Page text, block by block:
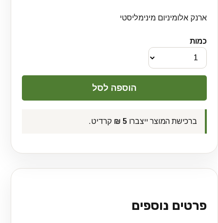
ארנק אלומיניום מינימליסטי
כמות
ברכישת המוצר ייצברו 5 ₪ קרדיט.
פרטים נוספים